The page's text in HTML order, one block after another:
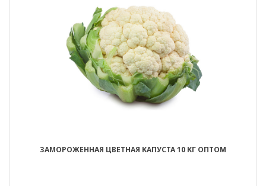
ЗАМОРОЖЕННАЯ ЦВЕТНАЯ КАПУСТА 10 КГ ОПТОМ